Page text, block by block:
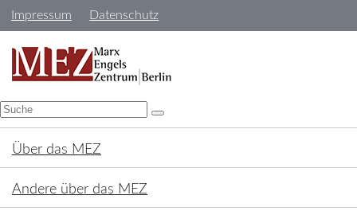
Navigation
überspringen
Impressum Datenschutz
Navigation
überspringen
Über das MEZ
Andere über das MEZ